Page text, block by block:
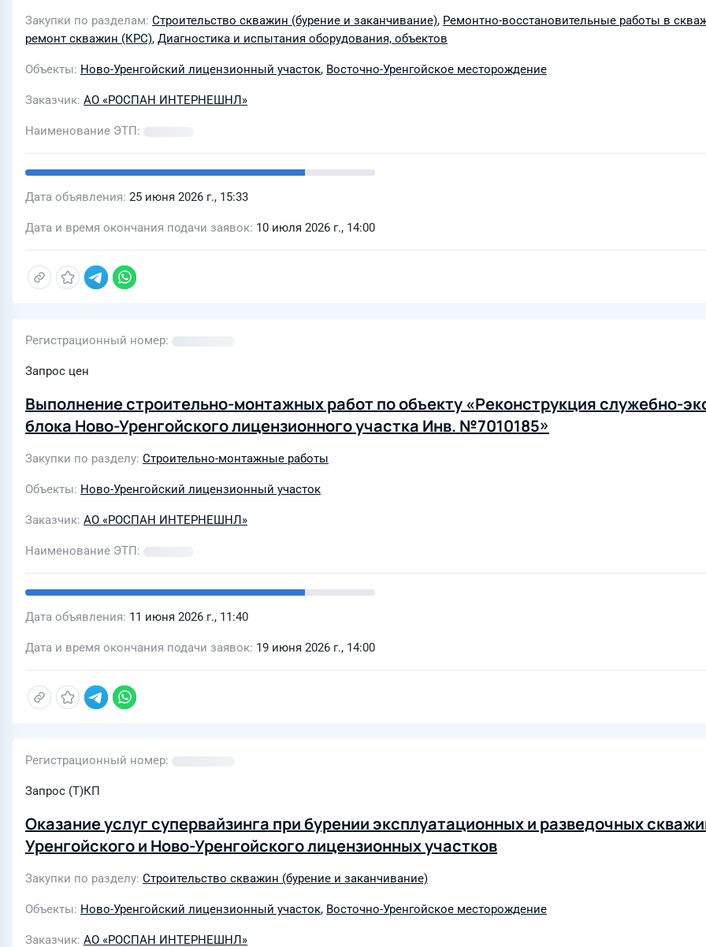
Закупки по разделам Строительство скважин (бурение и заканчивание), Ремонтно-восстановительные работы в
ремонт скважин (КРС), Диагностика и испытания оборудования, объектов
Объекты Ново-Уренгойский лицензионный участок, Восточно-Уренгойское месторождение
Заказчик АО «РОСПАН ИНТЕРНЕШНЛ»
Наименование ЭТП
Дата объявления 25 июня 2026 г., 15:33
Дата и время окончания подачи заявок 10 июля 2026 г., 14:00
Регистрационный номер
Запрос цен
Выполнение строительно-монтажных работ по объекту «Реконструкция служебно-
блока Ново-Уренгойского лицензионного участка Инв. №7010185»
Закупки по разделу Строительно-монтажные работы
Объекты Ново-Уренгойский лицензионный участок
Заказчик АО «РОСПАН ИНТЕРНЕШНЛ»
Наименование ЭТП
Дата объявления 11 июня 2026 г., 11:40
Дата и время окончания подачи заявок 19 июня 2026 г., 14:00
Регистрационный номер
Запрос (Т)КП
Оказание услуг супервайзинга при бурении эксплуатационных и разведочных
Уренгойского и Ново-Уренгойского лицензионных участков
Закупки по разделу Строительство скважин (бурение и заканчивание)
Объекты Ново-Уренгойский лицензионный участок, Восточно-Уренгойское месторождение
Заказчик АО «РОСПАН ИНТЕРНЕШНЛ»